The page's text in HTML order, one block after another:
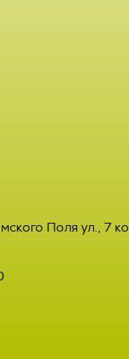
Поля ул., 7
2.2.1. Товар
третьих лиц.
2.2.2.
Договора
орган,
или
состав
действия